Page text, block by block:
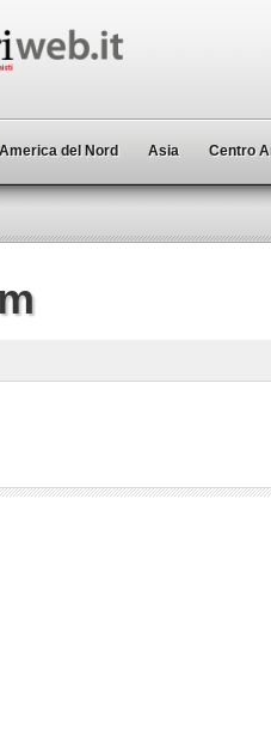
America del Nord Asia Centro